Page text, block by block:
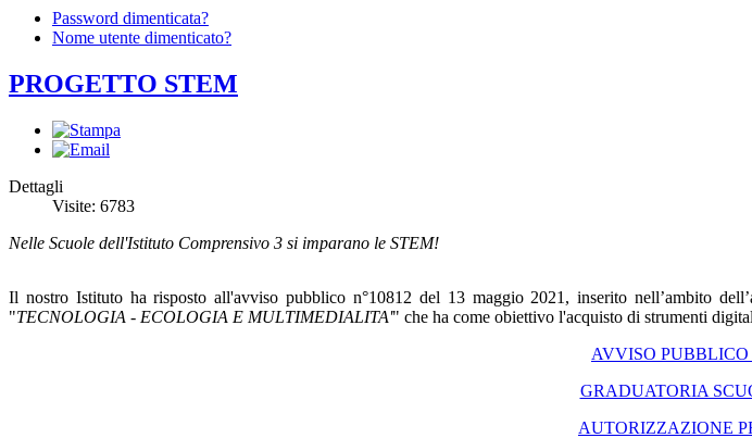
Password dimenticata?
Nome utente dimenticato?
PROGETTO STEM
Dettagli
Visite: 6783
Nelle Scuole dell'Istituto Comprensivo 3 si imparano le STEM!
Il nostro Istituto ha risposto all'avviso pubblico n°10812 del 13 maggio 2021,inseritonell’ambito
"TECNOLOGIA - ECOLOGIA E MULTIMEDIALITA'" che ha come obiettivo l'acquisto di strumenti
AVVISO PUBBLICO
GRADUATORIA
AUTORIZZAZIONE